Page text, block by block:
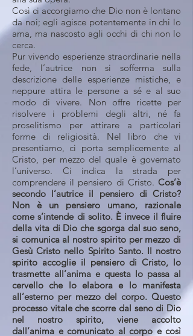
Così ci accorgiamo che Dio non è lontano
da noi; egli agisce potentemente in chi lo
ama, ma nascosto agli occhi di chi non lo
cerca.
Pur vivendo esperienze straordinarie nella
fede, l’autrice non si sofferma sulla
descrizione delle esperienze mistiche, e
neppure attira le persone a sé e al suo
modo di vivere. Non offre ricette per
risolvere i problemi degli altri, né fa
proselitismo per attirare a particolari
forme di religiosità. Nel libro che vi
presentiamo, ci porta semplicemente al
Cristo, per mezzo del quale è governato
l’universo. Ci indica la strada per
comprendere il pensiero di Cristo. Cos’è
secondo l’autrice il pensiero di Cristo?
Non è un pensiero umano, razionale
come s’intende di solito. È invece il fluire
della vita di Dio che sgorga dal suo seno,
si comunica al nostro spirito per mezzo di
Gesù Cristo nello Spirito Santo. Il nostro
spirito accoglie il pensiero di Cristo, lo
trasmette all’anima e questa lo passa al
cervello che lo elabora e lo manifesta
all’esterno per mezzo del corpo. Questo
processo vitale che scorre dal seno di Dio
nel nostro spirito, viene accolto
dall’anima e comunicato al corpo e così